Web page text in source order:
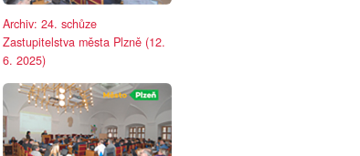
Archiv: 24. schůze
Zastupitelstva města Plzně (12.
6. 2025)